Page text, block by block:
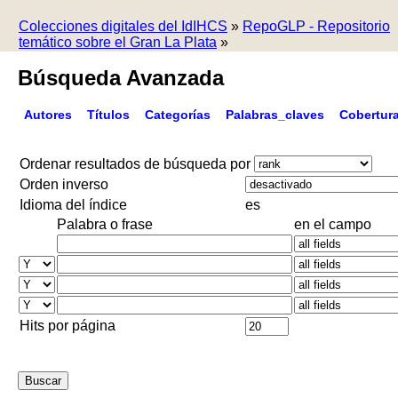
Colecciones digitales del IdIHCS » RepoGLP - Repositorio
temático sobre el Gran La Plata »
Búsqueda Avanzada
Autores Títulos Categorías Palabras_claves
Ordenar resultados de búsqueda por
Orden inverso
Idioma del índice
es
Palabra o frase
en el campo
Hits por página